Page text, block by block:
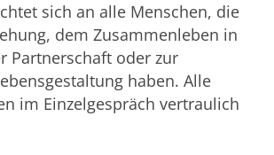
sich an alle Menschen, die
dem Zusammenleben in
Partnerschaft oder zur
haben. Alle
im Einzelgespräch vertraulich